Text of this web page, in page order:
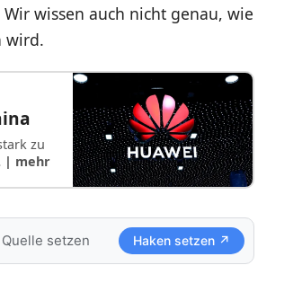
wissen auch nicht genau, wie
wird.
zu
| mehr
setzen Haken setzen ↗